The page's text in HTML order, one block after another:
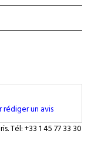
un avis
Tél: +33 1 45 77 33 30